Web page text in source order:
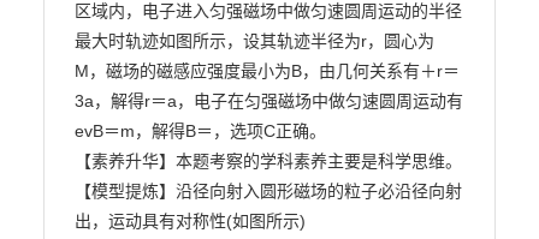
区域内，电子进入匀强磁场中做匀速圆周运动的半径
最大时轨迹如图所示，设其轨迹半径为r，圆心为
M，磁场的磁感应强度最小为B，由几何关系有＋r＝
3a，解得r＝a，电子在匀强磁场中做匀速圆周运动有
evB＝m，解得B＝，选项C正确。
【素养升华】本题考察的学科素养主要是科学思维。
【模型提炼】沿径向射入圆形磁场的粒子必沿径向射
出，运动具有对称性(如图所示)